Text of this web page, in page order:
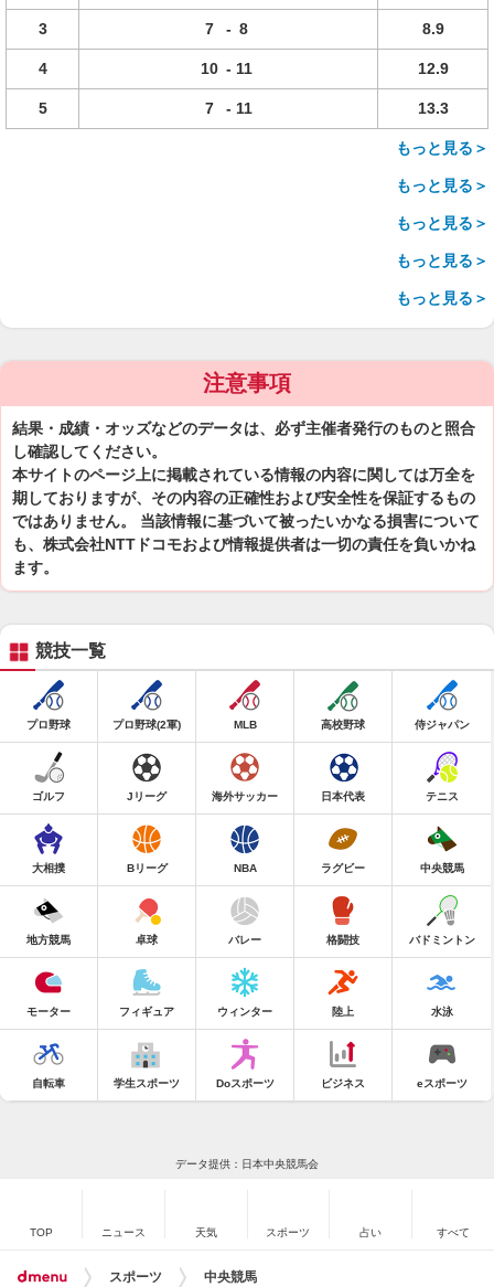
3 7 - 8 8.9
4 10 - 11 12.9
5 7 - 11 13.3
もっと見る＞
もっと見る＞
もっと見る＞
もっと見る＞
もっと見る＞
注意事項
結果・成績・オッズなどのデータは、必ず主催者発行のものと照合
し確認してください。
本サイトのページ上に掲載されている情報の内容に関しては万全を
期しておりますが、その内容の正確性および安全性を保証するもの
ではありません。 当該情報に基づいて被ったいかなる損害について
も、株式会社NTTドコモおよび情報提供者は一切の責任を負いかね
ます。
競技一覧
プロ野球 プロ野球(2軍) MLB 高校野球 侍ジャパン
ゴルフ Jリーグ 海外サッカー 日本代表 テニス
大相撲 Bリーグ NBA ラグビー 中央競馬
地方競馬 卓球 バレー 格闘技 バドミントン
モーター フィギュア ウィンター 陸上 水泳
自転車 学生スポーツ Doスポーツ ビジネス eスポーツ
データ提供：日本中央競馬会
TOP ニュース 天気 スポーツ 占い すべて
スポーツ 中央競馬